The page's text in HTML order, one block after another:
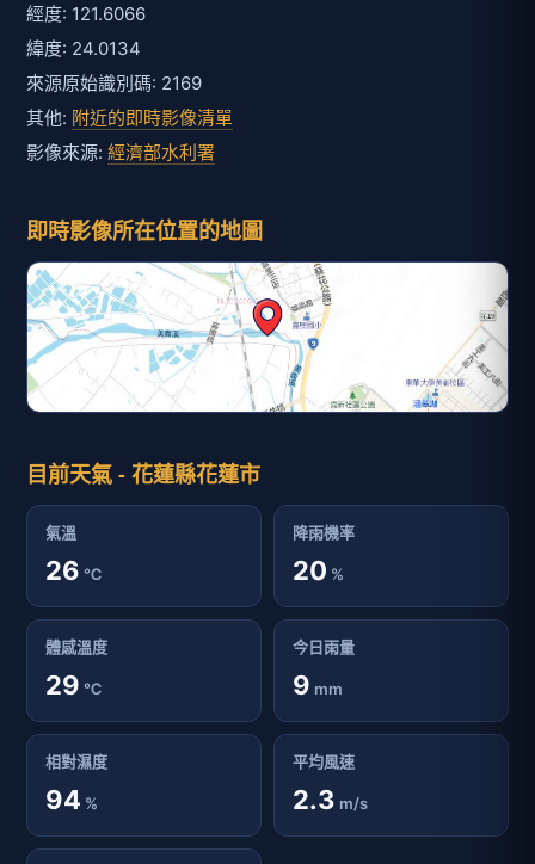
經度: 121.6066
緯度: 24.0134
來源原始識別碼: 2169
其他: 附近的即時影像清單
影像來源: 經濟部水利署
即時影像所在位置的地圖
目前天氣 - 花蓮縣花蓮市
氣溫
26 ℃
降雨機率
20 %
體感溫度
29 ℃
今日雨量
9 mm
相對濕度
94 %
平均風速
2.3 m/s